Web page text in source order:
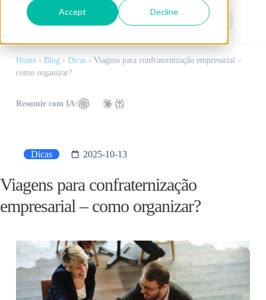
Accept Decline
Home› Blog› Dicas› Viagens para confraternização empresarial –
como organizar?
Resumir com IA:
Dicas 2025-10-13
Viagens para confraternização
empresarial – como organizar?